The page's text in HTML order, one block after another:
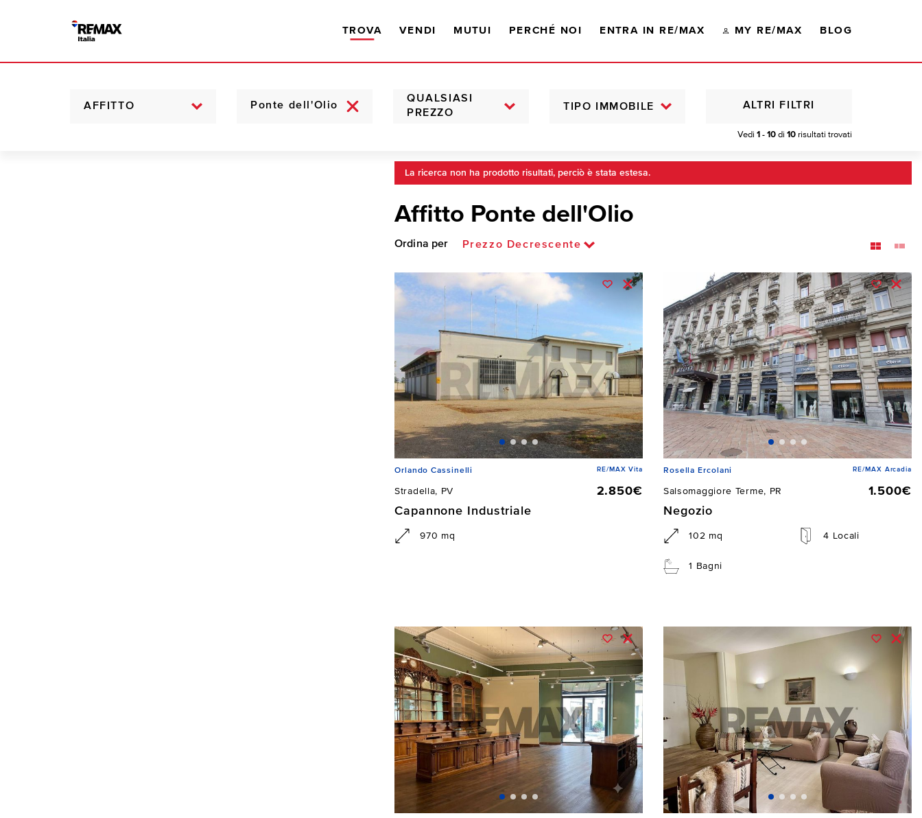
TROVA VENDI MUTUI PERCHÉ NOI ENTRA IN RE/MAX MY RE/MAX BLOG
AFFITTO
QUALSIASI
PREZZO
TIPO IMMOBILE
Vedi 1 - 10 di 10 risultati trovati
ALTRI FILTRI
La ricerca non ha prodotto risultati, perciò è stata estesa.
Affitto Ponte dell'Olio
Ordina per Prezzo Decrescente
Orlando Cassinelli RE/MAX Vita
Stradella, PV
2.850€
Capannone Industriale
970 mq
Rosella Ercolani RE/MAX Arcadia
Salsomaggiore Terme, PR
1.500€
Negozio
102 mq 4 Locali
1 Bagni